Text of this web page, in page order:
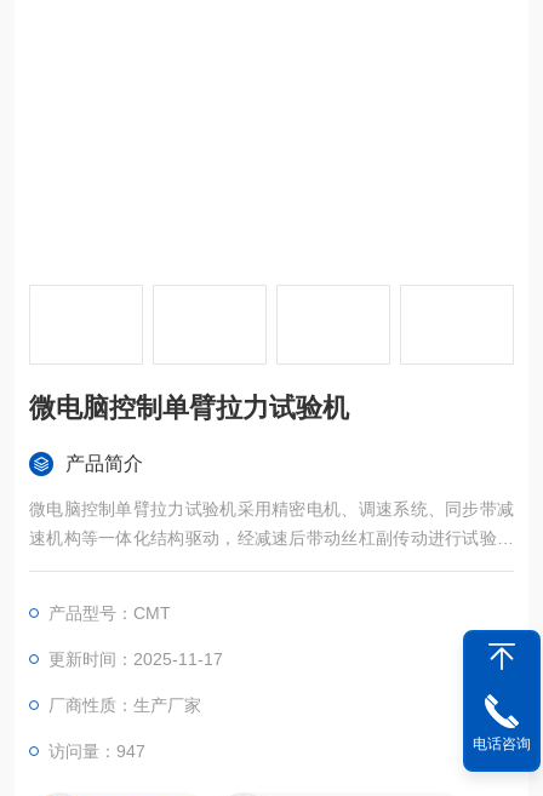
微电脑控制单臂拉力试验机
产品简介
微电脑控制单臂拉力试验机采用精密电机、调速系统、同步带减
速机构等一体化结构驱动，经减速后带动丝杠副传动进行试验力
加载。电气部分包括负荷测量系统和变形测量系统组成。所有的
保护等功能。
产品型号：CMT
更新时间：2025-11-17
厂商性质：生产厂家
访问量：947 电话咨询